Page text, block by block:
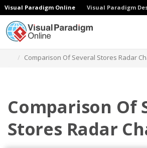
Visual Paradigm Online Visual Paradigm
Comparison Of Several Stores Radar
Comparison Of
Stores Radar